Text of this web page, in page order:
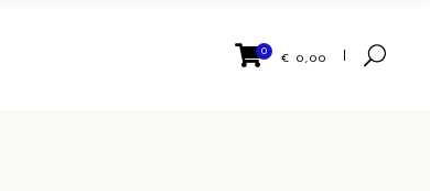
0
€ 0,00